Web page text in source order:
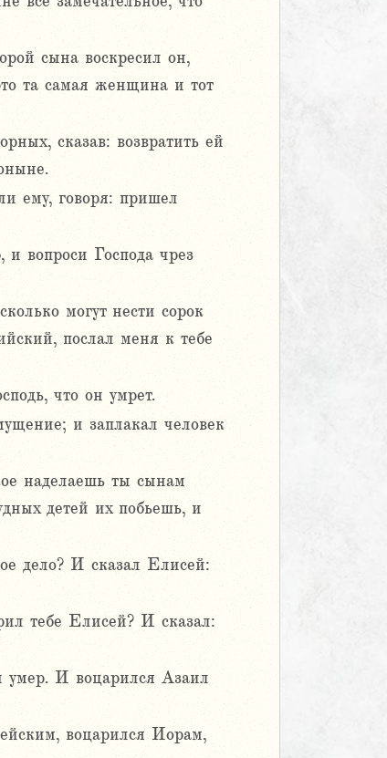
сына воскресил он,
та самая женщина и тот
сказав: возвратить ей
ему, говоря: пришел
вопроси Господа чрез
могут нести сорок
послал меня к тебе
что он умрет.
и заплакал человек
наделаешь ты сынам
детей их побьешь, и
дело? И сказал Елисей:
тебе Елисей? И сказал:
умер. И воцарился Азаил
воцарился Иорам,